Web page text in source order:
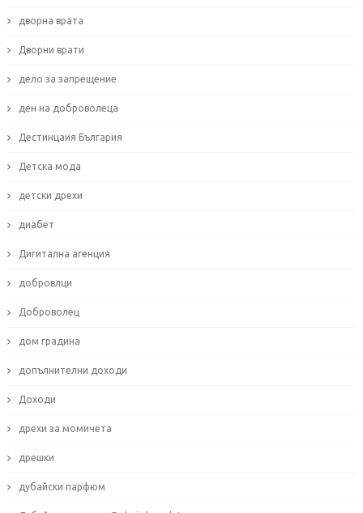
дворна врата
Дворни врати
дело за запрещение
ден на доброволеца
Дестинцаия България
Детска мода
детски дрехи
диабет
Дигитална агенция
добровлци
Доброволец
дом градина
допълнителни доходи
Доходи
дрехи за момичета
дрешки
дубайски парфюм